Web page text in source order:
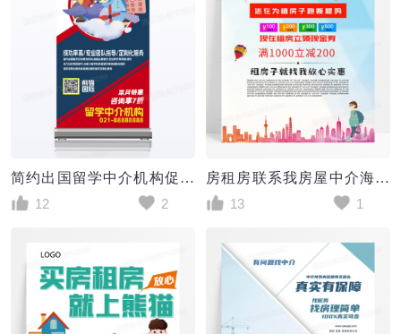
简约出国留学中介机构促销介绍展架易拉宝模板
12
2
房租房联系我房屋中介海报
13
1